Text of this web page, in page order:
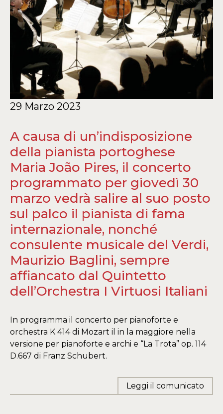
29 Marzo 2023
A causa di un’indisposizione
della pianista portoghese
Maria João Pires, il concerto
programmato per giovedì 30
marzo vedrà salire al suo posto
sul palco il pianista di fama
internazionale, nonché
consulente musicale del Verdi,
Maurizio Baglini, sempre
affiancato dal Quintetto
dell’Orchestra I Virtuosi Italiani
In programma il concerto per pianoforte e
orchestra K 414 di Mozart il in la maggiore nella
versione per pianoforte e archi e “La Trota” op. 114
D.667 di Franz Schubert.
Leggi il comunicato